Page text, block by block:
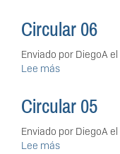
07
Circular 06
Enviado por DiegoA el
Lee más
06
Circular 05
Enviado por DiegoA el
Lee más